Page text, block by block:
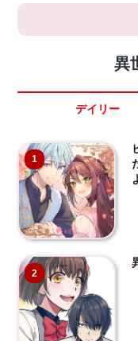
異
デイリー
1
2